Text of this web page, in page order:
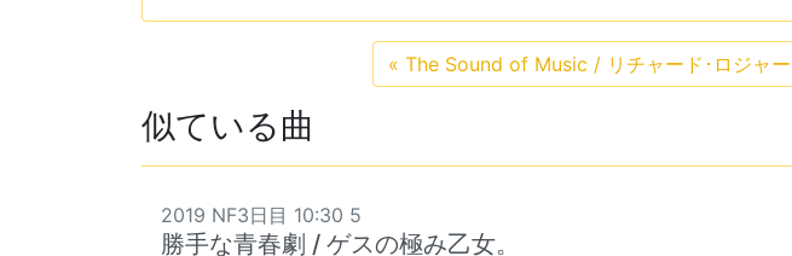
« The Sound of Music / リチャード･ロジャー
似ている曲
2019 NF3日目 10:30 5
勝手な青春劇 / ゲスの極み乙女。